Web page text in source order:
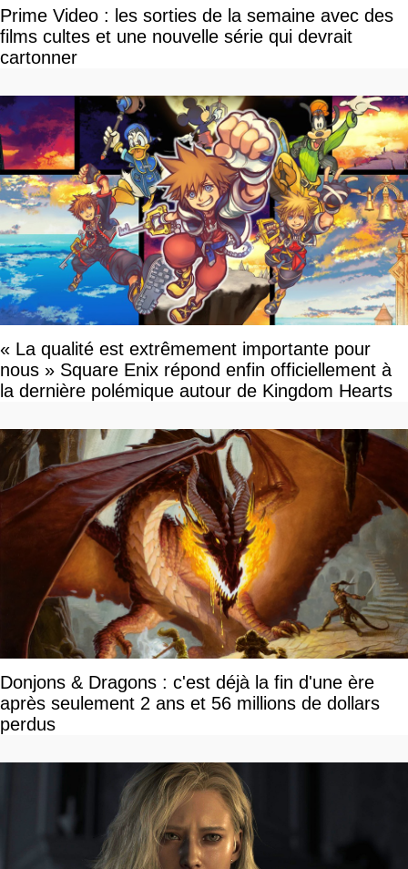
Prime Video : les sorties de la semaine avec des
films cultes et une nouvelle série qui devrait
cartonner
« La qualité est extrêmement importante pour
nous » Square Enix répond enfin officiellement à
la dernière polémique autour de Kingdom Hearts
Donjons & Dragons : c'est déjà la fin d'une ère
après seulement 2 ans et 56 millions de dollars
perdus